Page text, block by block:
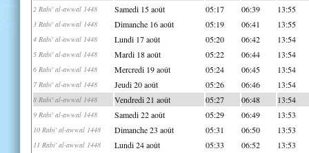
2 Rabi' al-awwal 1448 Samedi 15 août 05:17 06:39 13:55
3 Rabi' al-awwal 1448 Dimanche 16 août 05:19 06:41 13:55
4 Rabi' al-awwal 1448 Lundi 17 août 05:20 06:42 13:54
5 Rabi' al-awwal 1448 Mardi 18 août 05:22 06:44 13:54
6 Rabi' al-awwal 1448 Mercredi 19 août 05:24 06:45 13:54
7 Rabi' al-awwal 1448 Jeudi 20 août 05:26 06:46 13:54
8 Rabi' al-awwal 1448 Vendredi 21 août 05:27 06:48 13:54
9 Rabi' al-awwal 1448 Samedi 22 août 05:29 06:49 13:53
10 Rabi' al-awwal 1448 Dimanche 23 août 05:31 06:50 13:53
11 Rabi' al-awwal 1448 Lundi 24 août 05:33 06:52 13:53